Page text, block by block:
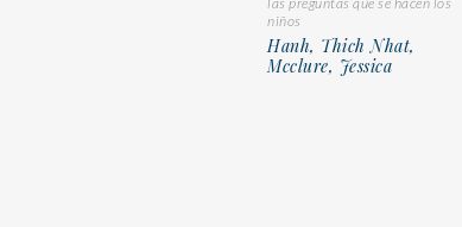
niños
Hanh, Thich Nhat,
Mcclure, Jessica